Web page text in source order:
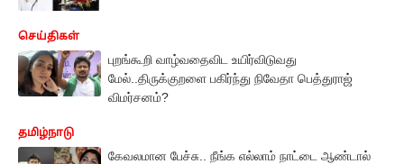
செய்திகள்
புறங்கூறி வாழ்வதைவிட உயிர்விடுவது
மேல்..திருக்குறளை பகிர்ந்து நிவேதா பெத்துராஜ்
விமர்சனம்?
தமிழ்நாடு
கேவலமான பேச்சு.. நீங்க எல்லாம் நாட்டை ஆண்டால்